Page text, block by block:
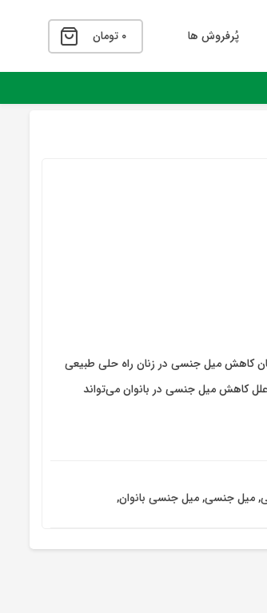
پُرفروش ها ۰ تومان
کاهش میل جنسی در زنان راه حلی طبیعی
کاهش میل جنسی در بانوان می‌تواند
,میل جنسی,میل جنسی بانوان,